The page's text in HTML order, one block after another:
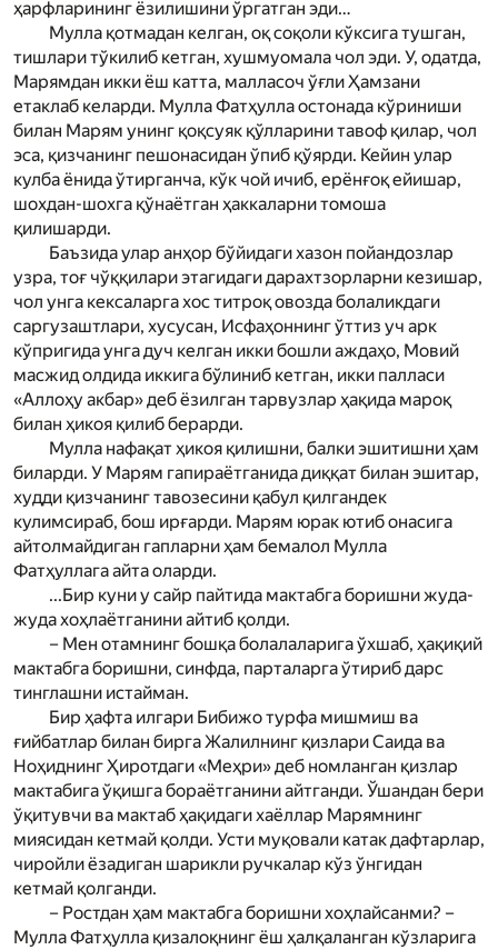
ҳарфларининг ёзилишини ўргатган эди…
Мулла қотмадан келган, оқ соқоли кўксига тушган,
тишлари тўкилиб кетган, хушмуомала чол эди. У, одатда,
Мар­ямдан икки ёш катта, малласоч ўғли Ҳамзани
етаклаб келарди. Мулла Фатҳулла остонада кўриниши
билан Мар­ям унинг қоқсуяк қўлларини тавоф қилар, чол
эса, қизчанинг пешонасидан ўпиб қўярди. Кейин улар
кулба ёнида ўтирганча, кўк чой ичиб, ерёнғоқ ейишар,
шохдан-шохга қўнаётган ҳаккаларни томоша
қилишарди.
Баъзида улар анҳор бўйидаги хазон пойандозлар
узра, тоғ чўққилари этагидаги дарахт­зорларни кезишар,
чол унга кексаларга хос тит­роқ овозда болаликдаги
саргузаштлари, хусусан, Исфаҳоннинг ўттиз уч арк
кўпригида унга дуч келган икки бошли аждаҳо, Мовий
масжид олдида иккига бўлиниб кетган, икки палласи
«Аллоҳу акбар» деб ёзилган тарвузлар ҳақида мароқ
билан ҳикоя қилиб берарди.
Мулла нафақат ҳикоя қилишни, балки эшитишни ҳам
биларди. У Мар­ям гапираётганида диққат билан эшитар,
худди қизчанинг тавозесини қабул қилгандек
кулимсираб, бош ирғарди. Мар­ям юрак ютиб онасига
айтолмайдиган гапларни ҳам бемалол Мулла
Фатҳуллага айта оларди.
...Бир куни у сайр пайтида мактабга боришни жуда-
жуда хоҳлаётганини айтиб қолди.
– Мен отамнинг бошқа болалаларига ўхшаб, ҳақиқий
мактабга боришни, синфда, парталарга ўтириб дарс
тинглашни истайман.
Бир ҳафта илгари Бибижо турфа мишмиш ва
ғийбатлар билан бирга Жалилнинг қизлари Саида ва
Ноҳиднинг Ҳиротдаги «Меҳри» деб номланган қизлар
мактабига ўқишга бораётганини айтганди. Ўшандан бери
ўқитувчи ва мактаб ҳақидаги хаёллар Мар­ямнинг
миясидан кетмай қолди. Усти муқовали катак дафтарлар,
чиройли ёзадиган шарикли ручкалар кўз ўнгидан
кетмай қолганди.
– Ростдан ҳам мактабга боришни хоҳлайсанми? –
Мулла Фатҳулла қизалоқнинг ёш ҳалқаланган кўзларига